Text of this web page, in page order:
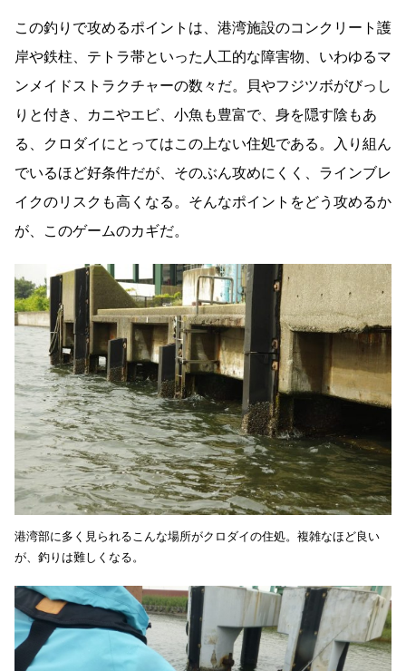
この釣りで攻めるポイントは、港湾施設のコンクリート護
岸や鉄柱、テトラ帯といった人工的な障害物、いわゆるマ
ンメイドストラクチャーの数々だ。貝やフジツボがびっし
りと付き、カニやエビ、小魚も豊富で、身を隠す陰もあ
る、クロダイにとってはこの上ない住処である。入り組ん
でいるほど好条件だが、そのぶん攻めにくく、ラインブレ
イクのリスクも高くなる。そんなポイントをどう攻めるか
が、このゲームのカギだ。
港湾部に多く見られるこんな場所がクロダイの住処。複雑なほど良い
が、釣りは難しくなる。